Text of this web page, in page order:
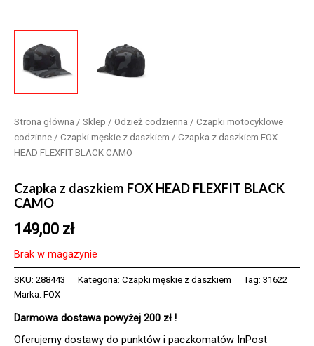
Strona główna / Sklep / Odzież codzienna / Czapki motocyklowe
codzinne / Czapki męskie z daszkiem / Czapka z daszkiem FOX
HEAD FLEXFIT BLACK CAMO
Czapka z daszkiem FOX HEAD FLEXFIT BLACK
CAMO
149,00 zł
Brak w magazynie
SKU: 288443 Kategoria: Czapki męskie z daszkiem Tag: 31622
Marka: FOX
Darmowa dostawa powyżej 200 zł !
Oferujemy dostawy do punktów i paczkomatów InPost